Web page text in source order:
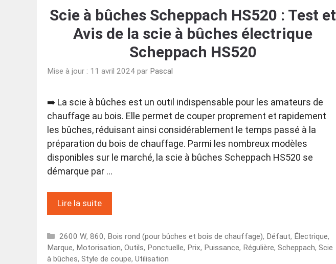
Scie à bûches Scheppach HS520 : Test et
Avis de la scie à bûches électrique
Scheppach HS520
Mise à jour : 11 avril 2024 par Pascal
➡️ La scie à bûches est un outil indispensable pour les amateurs de
chauffage au bois. Elle permet de couper proprement et rapidement
les bûches, réduisant ainsi considérablement le temps passé à la
préparation du bois de chauffage. Parmi les nombreux modèles
disponibles sur le marché, la scie à bûches Scheppach HS520 se
démarque par …
Lire la suite
Catégories
2600 W,860, Bois rond (pour bûches et bois de chauffage), Défaut, Électrique,
Marque, Motorisation, Outils, Ponctuelle, Prix, Puissance, Régulière, Scheppach, Scie
à bûches, Style de coupe, Utilisation